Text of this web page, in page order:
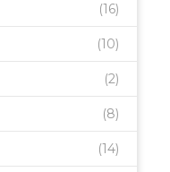
(16)
(10)
(2)
(8)
(14)